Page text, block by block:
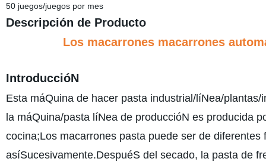
50 juegos/juegos por mes
Descripción de Producto
Los macarrones macarrones
IntroduccióN
Esta máQuina de hacer pasta industrial/líNea/
la máQuina/pasta líNea de produccióN es producida
cocina;Los macarrones pasta puede ser de
asíSucesivamente.DespuéS del secado, la pasta de